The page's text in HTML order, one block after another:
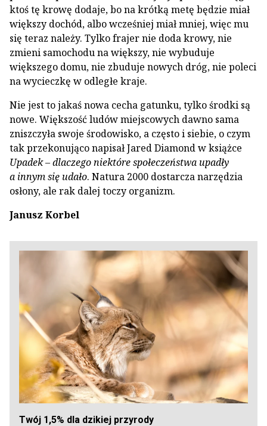
ktoś tę krowę dodaje, bo na krótką metę będzie miał
większy dochód, albo wcześniej miał mniej, więc mu
się teraz należy. Tylko frajer nie doda krowy, nie
zmieni samochodu na większy, nie wybuduje
większego domu, nie zbuduje nowych dróg, nie poleci
na wycieczkę w odległe kraje.
Nie jest to jakaś nowa cecha gatunku, tylko środki są
nowe. Większość ludów miejscowych dawno sama
zniszczyła swoje środowisko, a często i siebie, o czym
tak przekonująco napisał Jared Diamond w książce
Upadek – dlaczego niektóre społeczeństwa upadły
a innym się udało. Natura 2000 dostarcza narzędzia
osłony, ale rak dalej toczy organizm.
Janusz Korbel
Twój 1,5% dla dzikiej przyrody